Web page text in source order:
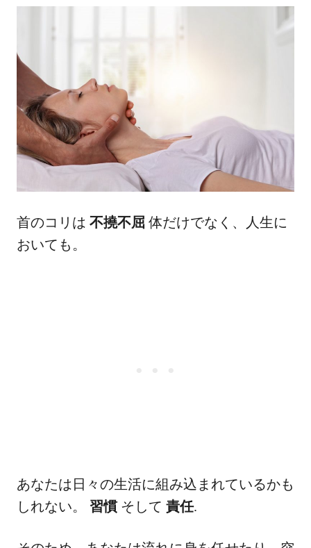
首のコリは 不撓不屈 体だけでなく、人生に
おいても。
あなたは日々の生活に組み込まれているかも
しれない。 習慣そして 責任.